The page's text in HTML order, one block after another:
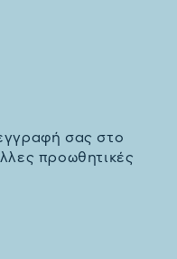
σας στο
προωθητικές